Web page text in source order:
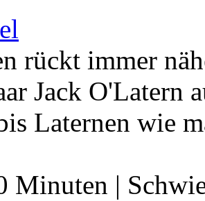
rückt immer
Jack O'Latern
Laternen wie
Minuten |